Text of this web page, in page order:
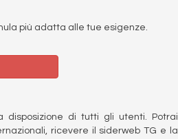
più adatta alle tue esigenze.
di tutti gli utenti. Potrai
ricevere il siderweb TG e la